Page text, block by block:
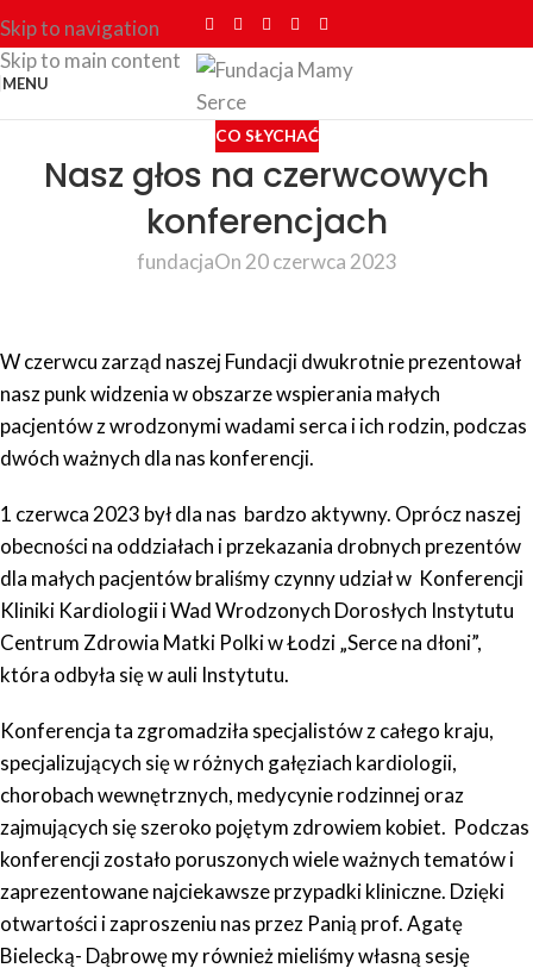
Skip to navigation
Skip to main content
MENU
CO SŁYCHAĆ
Nasz głos na czerwcowych
konferencjach
fundacjaOn 20 czerwca 2023
W czerwcu zarząd naszej Fundacji dwukrotnie prezentował
nasz punk widzenia w obszarze wspierania małych
pacjentów z wrodzonymi wadami serca i ich rodzin, podczas
dwóch ważnych dla nas konferencji.
1 czerwca 2023 był dla nas bardzo aktywny. Oprócz naszej
obecności na oddziałach i przekazania drobnych prezentów
dla małych pacjentów braliśmy czynny udział w Konferencji
Kliniki Kardiologii i Wad Wrodzonych Dorosłych Instytutu
Centrum Zdrowia Matki Polki w Łodzi „Serce na dłoni”,
która odbyła się w auli Instytutu.
Konferencja ta zgromadziła specjalistów z całego kraju,
specjalizujących się w różnych gałęziach kardiologii,
chorobach wewnętrznych, medycynie rodzinnej oraz
zajmujących się szeroko pojętym zdrowiem kobiet. Podczas
konferencji zostało poruszonych wiele ważnych tematów i
zaprezentowane najciekawsze przypadki kliniczne. Dzięki
otwartości i zaproszeniu nas przez Panią prof. Agatę
Bielecką- Dąbrowę my również mieliśmy własną sesję